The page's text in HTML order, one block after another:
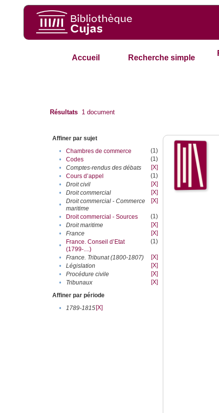
Accueil Recherche simple
Résultats 1 document
Affiner par sujet
•
Chambres de commerce
(1)
•
Codes
(1)
•
Comptes-rendus des débats
[X]
•
Cours d’appel
(1)
•
Droit civil
[X]
•
Droit commercial
[X]
•
Droit commercial - Commerce
maritime
[X]
• Droit commercial - Sources
(1)
•
Droit maritime
[X]
•
France
[X]
•
France. Conseil d’Etat
(1799-....)
(1)
• France. Tribunat (1800-1807)
[X]
•
Législation
[X]
•
Procédure civile
[X]
•
Tribunaux
[X]
Affiner par période
•
1789-1815[X]